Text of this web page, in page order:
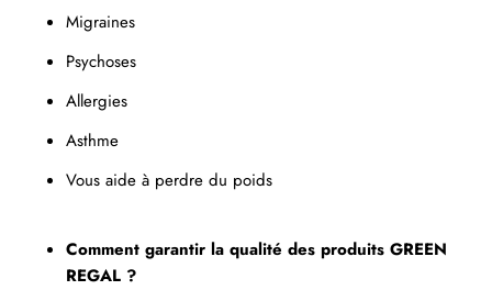
Migraines
Psychoses
Allergies
Asthme
Vous aide à perdre du poids
Comment garantir la qualité des produits GREEN
REGAL ?